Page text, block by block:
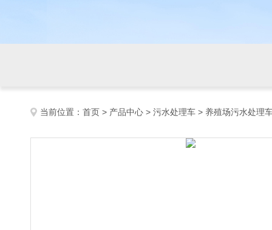
当前位置： 首页 > 产品中心 > 污水处理车 > 养殖场污水处理